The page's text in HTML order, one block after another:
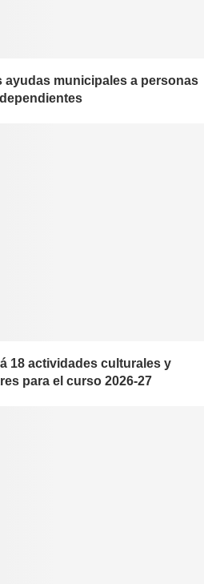
ayudas municipales a personas
dependientes
18 actividades culturales y
para el curso 2026-27